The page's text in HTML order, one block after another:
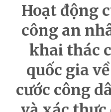
Hoạt động
công an
khai thác
quốc gia
cước công